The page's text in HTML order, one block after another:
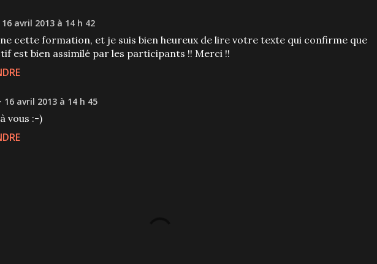
16 avril 2013 à 14 h 42
cette formation, et je suis bien heureux de lire votre texte qui confirme que
est bien assimilé par les participants !! Merci !!
16 avril 2013 à 14 h 45
vous :-)